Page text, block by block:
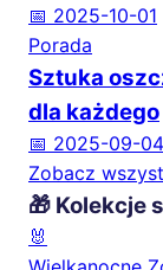
📅 2025-10-01
Porada
Sztuka
dla każdego
📅 2025-09-04
Zobacz
🎁 Kolekcje
🐰